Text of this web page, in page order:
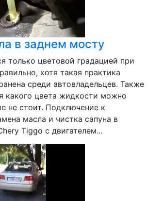
в заднем мосту
только цветовой градацией при
хотя такая практика
среди автовладельцев. Также
какого цвета жидкости можно
не стоит. Подключение к
масла и чистка сапуна в
Tiggo с двигателем...